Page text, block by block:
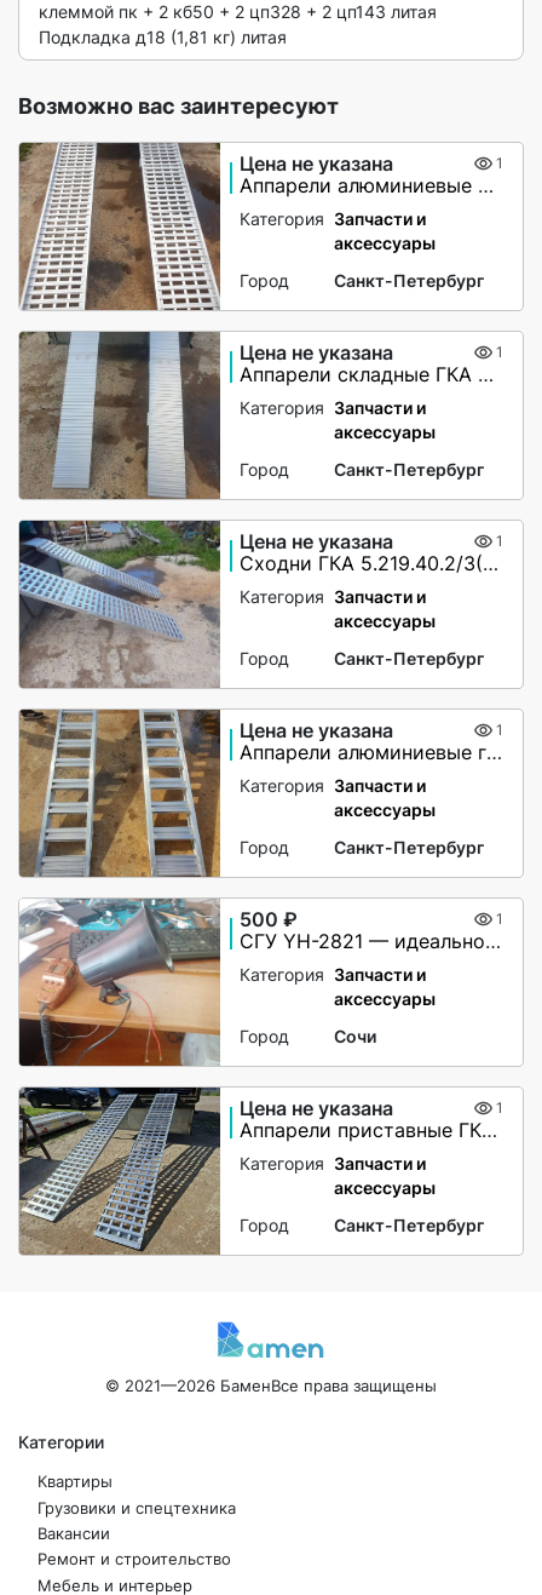
клеммой пк + 2 кб50 + 2 цп328 + 2 цп143 литая
Подкладка д18 (1,81 кг) литая
Возможно вас заинтересуют
Цена не указана 1
Аппарели алюминиевые с бортами
Категория Запчасти и
аксессуары
Город
Санкт-Петербург
Цена не указана 1
Аппарели складные ГКА 5.225.28.2/1(100%)СР
Категория Запчасти и
аксессуары
Город
Санкт-Петербург
Цена не указана 1
Сходни ГКА 5.219.40.2/3(85%)Р
Категория Запчасти и
аксессуары
Город
Санкт-Петербург
Цена не указана 1
Аппарели алюминиевые грузоподъёмность 2200 кг
Категория Запчасти и
аксессуары
Город
Санкт-Петербург
500 ₽ 1
СГУ YH-2821 — идеальное решение для вашей автомашины!
Категория Запчасти и
аксессуары
Город
Сочи
Цена не указана 1
Аппарели приставные ГКА 5.350.40 2/3
Категория Запчасти и
аксессуары
Город
Санкт-Петербург
© 2021—2026 БаменВсе права защищены
Категории
Квартиры
Грузовики и спецтехника
Вакансии
Ремонт и строительство
Мебель и интерьер